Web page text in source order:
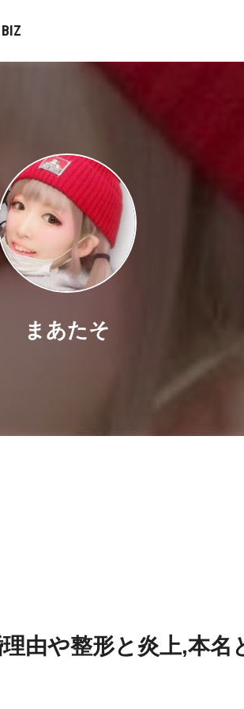
BIZ
まあたそ
由や整形と炎上,本名